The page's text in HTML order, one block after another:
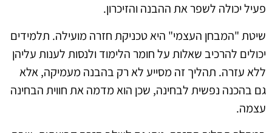
פעיל יכולה לשפר את ההבנה והזיכרון.
שיטת "המבחן העצמי" היא טכניקת חזרה מועילה. תלמידים
יכולים להרכיב שאלות על חומר הלימוד ולנסות לענות עליהן
ללא עזרה. תהליך זה מסייע לא רק בהבנה מעמיקה, אלא
גם בהכנה נפשית לבחינה, שכן הוא מדמה את חווית הבחינה
עצמה.